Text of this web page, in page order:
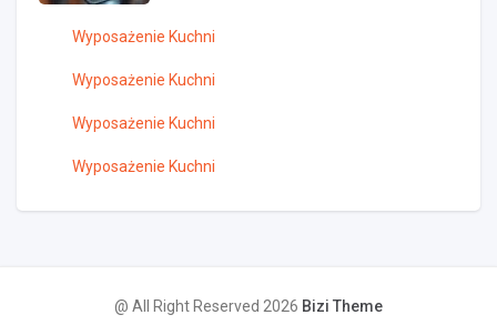
Wyposażenie Kuchni
Wyposażenie Kuchni
Wyposażenie Kuchni
Wyposażenie Kuchni
@ All Right Reserved 2026 Bizi Theme